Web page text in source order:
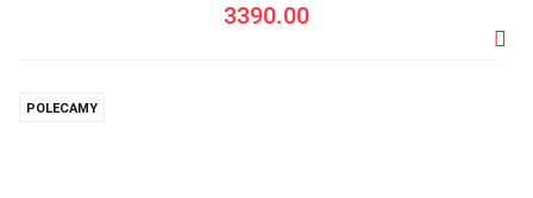
3390.00
POLECAMY